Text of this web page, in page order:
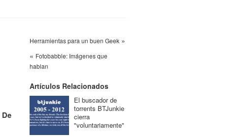
De
Herramientas para un buen Geek»
« Fotobabble: Imágenes que
hablan
Artículos Relacionados
El buscador de
torrents BTJunkie
cierra
"voluntariamente"